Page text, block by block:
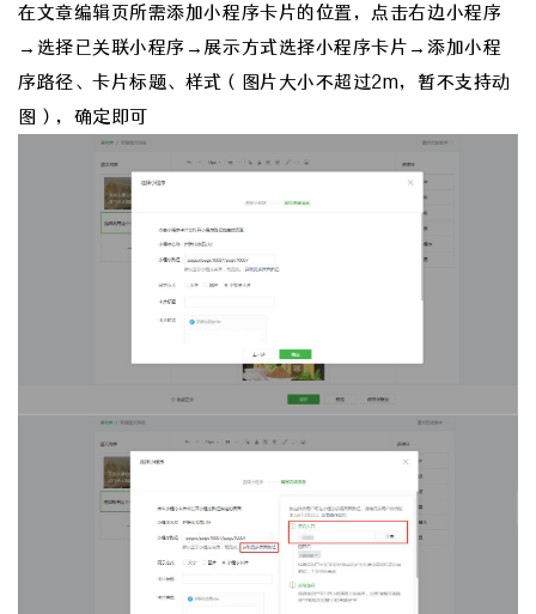
在文章编辑页所需添加小程序卡片的位置，点击右边小程序
→选择已关联小程序→展示方式选择小程序卡片→添加小程
序路径、卡片标题、样式（图片大小不超过2m，暂不支持动
图），确定即可